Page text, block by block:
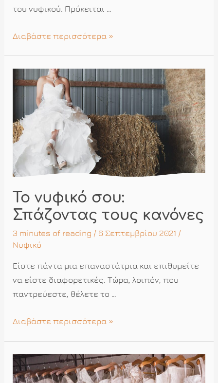
του νυφικού. Πρόκειται …
Πως
στο
νυφικό
–
Μέρος
Διαβάστε περισσότερα »
Το νυφικό σου:
Σπάζοντας τους κανόνες
3 minutes of reading / 6 Σεπτεμβρίου 2021 /
Νυφικό
Είστε πάντα μια επαναστάτρια και επιθυμείτε
να είστε διαφορετικές. Τώρα, λοιπόν, που
παντρεύεστε, θέλετε το …
Το
Σπάζοντας
τους
Διαβάστε περισσότερα »